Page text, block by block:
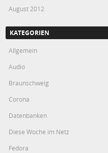
August 2012
KATEGORIEN
Allgemein
Audio
Braunschweig
Corona
Datenbanken
Diese Woche im Netz
Fedora